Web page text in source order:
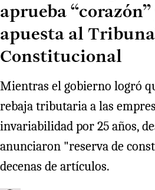
aprueba
apuesta al
Constitucional
Mientras el gobierno logró
rebaja tributaria a las
invariabilidad por 25 años,
anunciaron "reserva de
decenas de artículos.